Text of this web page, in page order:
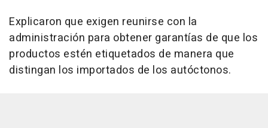
Explicaron que exigen reunirse con la
administración para obtener garantías de que los
productos estén etiquetados de manera que
distingan los importados de los autóctonos.